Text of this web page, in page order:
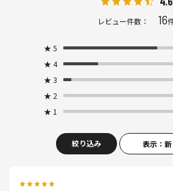
レビュー件数： 16
★ 5
★ 4
★ 3
★ 2
★ 1
絞り込み 表示：